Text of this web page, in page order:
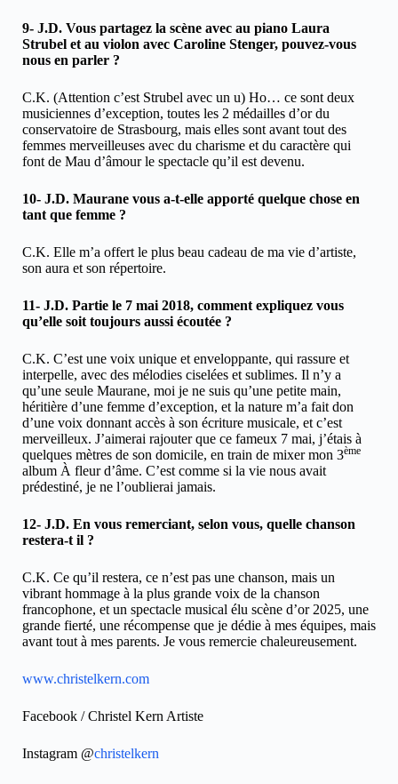
9- J.D. Vous partagez la scène avec au piano Laura
Strubel et au violon avec Caroline Stenger, pouvez-vous
nous en parler ?
C.K. (Attention c’est Strubel avec un u) Ho… ce sont deux
musiciennes d’exception, toutes les 2 médailles d’or du
conservatoire de Strasbourg, mais elles sont avant tout des
femmes merveilleuses avec du charisme et du caractère qui
font de Mau d’âmour le spectacle qu’il est devenu.
10- J.D. Maurane vous a-t-elle apporté quelque chose en
tant que femme ?
C.K. Elle m’a offert le plus beau cadeau de ma vie d’artiste,
son aura et son répertoire.
11- J.D. Partie le 7 mai 2018, comment expliquez vous
qu’elle soit toujours aussi écoutée ?
C.K. C’est une voix unique et enveloppante, qui rassure et
interpelle, avec des mélodies ciselées et sublimes. Il n’y a
qu’une seule Maurane, moi je ne suis qu’une petite main,
héritière d’une femme d’exception, et la nature m’a fait don
d’une voix donnant accès à son écriture musicale, et c’est
merveilleux. J’aimerai rajouter que ce fameux 7 mai, j’étais à
quelques mètres de son domicile, en train de mixer mon 3ème
album À fleur d’âme. C’est comme si la vie nous avait
prédestiné, je ne l’oublierai jamais.
12- J.D. En vous remerciant, selon vous, quelle chanson
restera-t il ?
C.K. Ce qu’il restera, ce n’est pas une chanson, mais un
vibrant hommage à la plus grande voix de la chanson
francophone, et un spectacle musical élu scène d’or 2025, une
grande fierté, une récompense que je dédie à mes équipes, mais
avant tout à mes parents. Je vous remercie chaleureusement.
www.christelkern.com
Facebook / Christel Kern Artiste
Instagram @christelkern